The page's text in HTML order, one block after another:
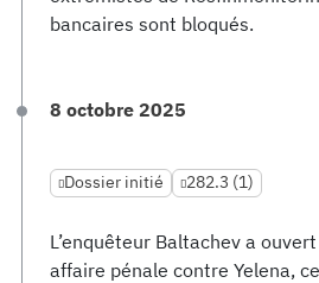
bancaires sont bloqués.
8 octobre 2025
Dossier initié 282.3 (1)
L’enquêteur Baltachev a
affaire pénale contre Yelena,